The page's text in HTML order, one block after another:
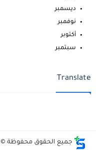
ديسمبر
نوفمبر
أكتوبر
سبتمبر
Translate
جميع الحقوق محفوظة ©